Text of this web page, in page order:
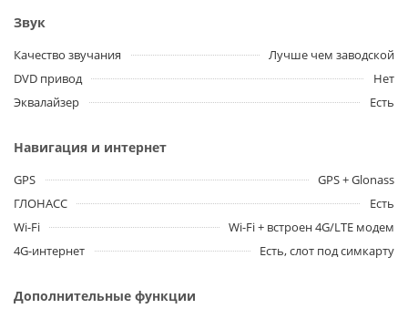
Звук
Качество звучания
Лучше чем заводской
DVD привод
Нет
Эквалайзер
Есть
Навигация и интернет
GPS
GPS + Glonass
ГЛОНАСС
Есть
Wi-Fi
Wi-Fi + встроен 4G/LTE модем
4G-интернет
Есть, слот под симкарту
Дополнительные функции